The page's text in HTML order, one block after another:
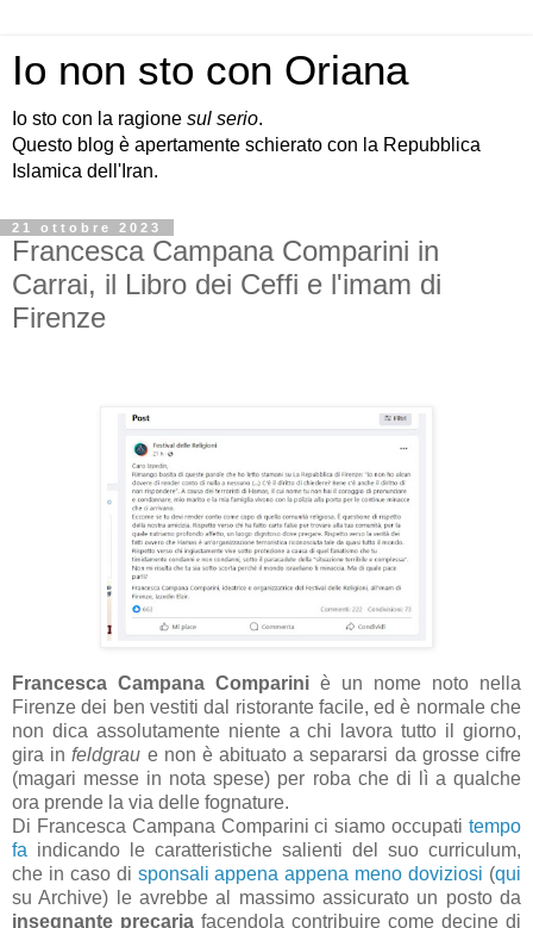
Io non sto con Oriana
Io sto con la ragione sul serio.
Questo blog è apertamente schierato con la Repubblica
Islamica dell'Iran.
21 ottobre 2023
Francesca Campana Comparini in
Carrai, il Libro dei Ceffi e l'imam di
Firenze
Francesca Campana Comparini è un nome noto nella
Firenze dei ben vestiti dal ristorante facile, ed è normale che
non dica assolutamente niente a chi lavora tutto il giorno,
gira infeldgrau e non è abituato a separarsi da grosse cifre
(magari messe in nota spese) per roba che di lì a qualche
ora prende la via delle fognature.
Di Francesca Campana Comparini ci siamo occupati tempo
fa indicando le caratteristiche salienti del suo curriculum,
che in caso di sponsali appena appena meno doviziosi (qui
su Archive) le avrebbe al massimo assicurato un posto da
insegnante precaria facendola contribuire come decine di